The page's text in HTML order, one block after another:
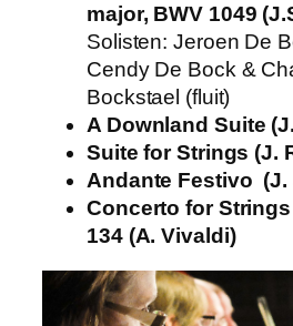
major, BWV 1049
Solisten: Jeroen De
Cendy De Bock &
Bockstael (fluit)
A Downland Suite
Suite for Strings (J.
Andante Festivo (J.
Concerto for
134 (A. Vivaldi)